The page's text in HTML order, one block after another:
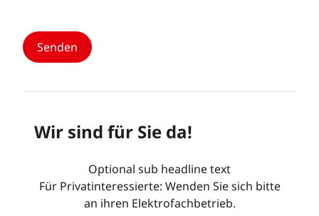
Wir sind für Sie da!
Optional sub headline text
Für Privatinteressierte: Wenden Sie sich bitte
an ihren Elektrofachbetrieb.